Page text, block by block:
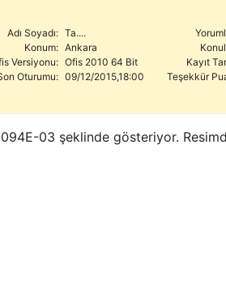
Adı Soyadı: Ta....
Konum: Ankara
Versiyonu: Ofis 2010 64 Bit
Oturumu: 09/12/2015,18:00
Kayıt
Teşekkür
03 şeklinde gösteriyor.